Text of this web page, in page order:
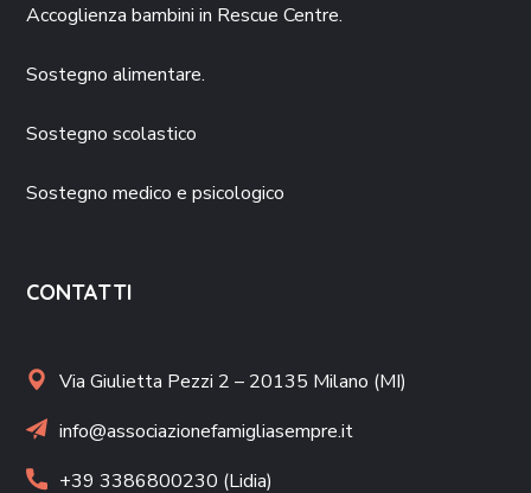
Accoglienza bambini in Rescue Centre.
Sostegno alimentare.
Sostegno scolastico
Sostegno medico e psicologico
CONTATTI
Via Giulietta Pezzi 2 – 20135 Milano (MI)
info@associazionefamigliasempre.it
+39 3386800230 (Lidia)